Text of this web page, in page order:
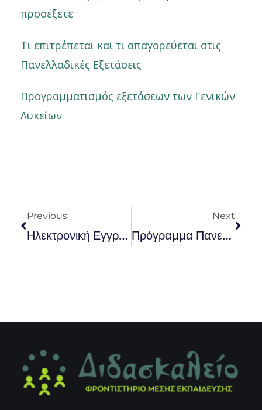
προσέξετε
Τι επιτρέπεται και τι απαγορεύεται στις
Πανελλαδικές Εξετάσεις
Προγραμματισμός εξετάσεων των Γενικών
Λυκείων
Previous
Ηλεκτρονική Εγγραφή Επιτυχόντων Στην Τριτοβάθμια Εκπαίδευση
Next
Πρόγραμμα Πανελλαδικών Εξετάσεων 2024